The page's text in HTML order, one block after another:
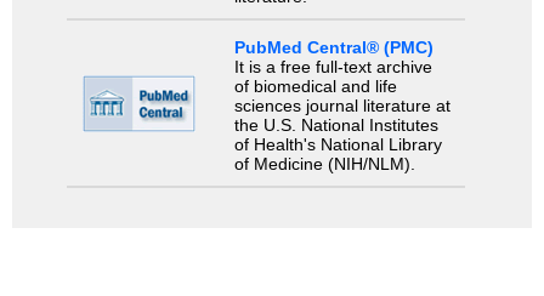
PubMed Central® (PMC)
It is a free full-text archive
of biomedical and life
sciences journal literature at
the U.S. National Institutes
of Health's National Library
of Medicine (NIH/NLM).